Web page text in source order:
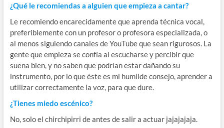
¿Qué le recomiendas a alguien que empieza a cantar?
Le recomiendo encarecidamente que aprenda técnica vocal,
preferiblemente con un profesor o profesora especializada, o
al menos siguiendo canales de YouTube que sean rigurosos. La
gente que empieza se confía al escucharse y percibir que
suena bien, y no saben que podrían estar dañando su
instrumento, por lo que éste es mi humilde consejo, aprender a
utilizar correctamente la voz, para que dure.
¿Tienes miedo escénico?
No, solo el chirchipirri de antes de salir a actuar jajajajaja.